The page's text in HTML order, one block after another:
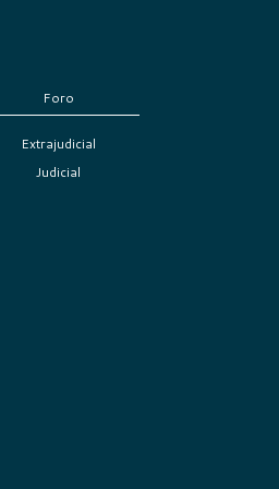
Foro
Extrajudicial
Judicial